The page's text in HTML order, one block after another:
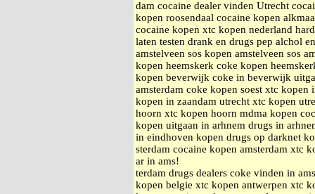
dam cocaine dealer vinden Utrecht
kopen roosendaal cocaine kopen
cocaine kopen xtc kopen nederland
laten testen drank en drugs pep alchol
amstelveen sos kopen amstelveen sos
kopen heemskerk coke kopen
kopen beverwijk coke in beverwijk
amsterdam coke kopen soest xtc kopen
kopen in zaandam utrecht xtc kopen
hoorn xtc kopen hoorn mdma kopen
kopen uitgaan in arhnem drugs in
in eindhoven kopen drugs op darknet
sterdam cocaine kopen amsterdam xtc
ar in ams!
terdam drugs dealers coke vinden in
kopen belgie xtc kopen antwerpen xtc